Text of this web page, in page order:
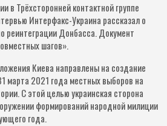
в Трёхсторонней контактной группе
Интерфакс-Украина рассказал о
реинтеграции Донбасса. Документ
шагов».
Киева направлены на создание
марта 2021 года местных выборов на
С этой целью украинская сторона
формирований народной милиции
года.